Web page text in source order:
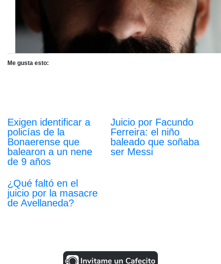
Me gusta esto:
Exigen identificar a
policías de la
Bonaerense que
balearon a un nene
de 9 años
Juicio por Facundo
Ferreira: el niño
baleado que soñaba
ser Messi
¿Qué faltó en el
juicio por la masacre
de Avellaneda?